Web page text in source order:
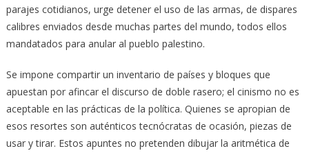
parajes cotidianos, urge detener el uso de las armas, de dispares
calibres enviados desde muchas partes del mundo, todos ellos
mandatados para anular al pueblo palestino.
Se impone compartir un inventario de países y bloques que
apuestan por afincar el discurso de doble rasero; el cinismo no es
aceptable en las prácticas de la política. Quienes se apropian de
esos resortes son auténticos tecnócratas de ocasión, piezas de
usar y tirar. Estos apuntes no pretenden dibujar la aritmética de